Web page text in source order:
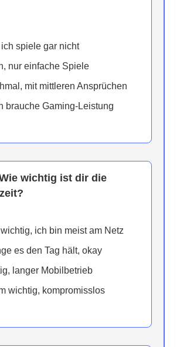
ich spiele gar nicht
nur einfache Spiele
mit mittleren Ansprüchen
brauche Gaming-Leistung
wichtig ist dir die
ich bin meist am Netz
es den Tag hält, okay
langer Mobilbetrieb
wichtig, kompromisslos